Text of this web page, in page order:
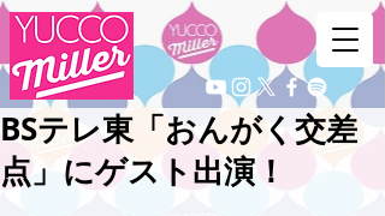
BSテレ東「おんがく交差
点」にゲスト出演！